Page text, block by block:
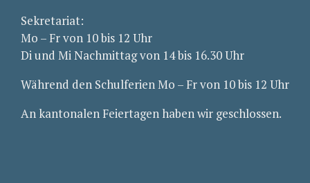
Sekretariat:
Mo – Fr von 10 bis 12 Uhr
Di und Mi Nachmittag von 14 bis 16.30 Uhr
Während den Schulferien Mo – Fr von 10 bis 12 Uhr
An kantonalen Feiertagen haben wir geschlossen.